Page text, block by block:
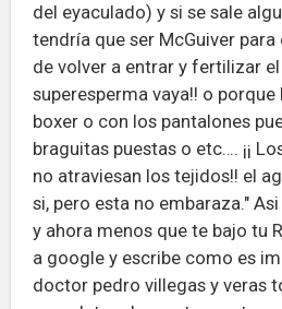
del eyaculado) y si se sale
tendría que ser McGuiver
de volver a entrar y fertilizar
superesperma vaya!! o
boxer o con los pantalones
braguitas puestas o etc…. ¡¡
no atraviesan los tejidos!! el
si, pero esta no embaraza."
y ahora menos que te bajo tu
a google y escribe como es
doctor pedro villegas y veras